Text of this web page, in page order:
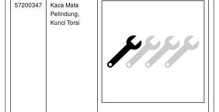
57200347
Kaca Mata
Pelindung,
Kunci Torsi